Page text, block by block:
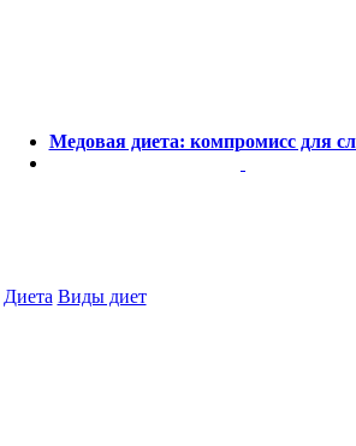
Медовая диета: компромисс для
Диета Виды диет